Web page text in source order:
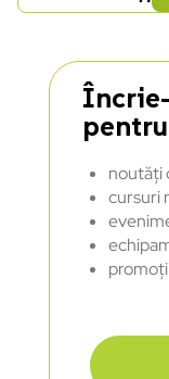
noutăți
cursuri